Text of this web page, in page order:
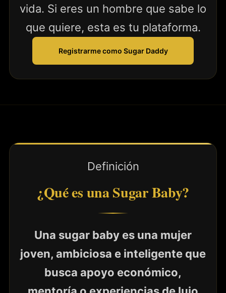
vida. Si eres un hombre que sabe lo
que quiere, esta es tu plataforma.
Registrarme como Sugar Daddy
Definición
¿Qué es una Sugar Baby?
Una sugar baby es una mujer
joven, ambiciosa e inteligente que
busca apoyo económico,